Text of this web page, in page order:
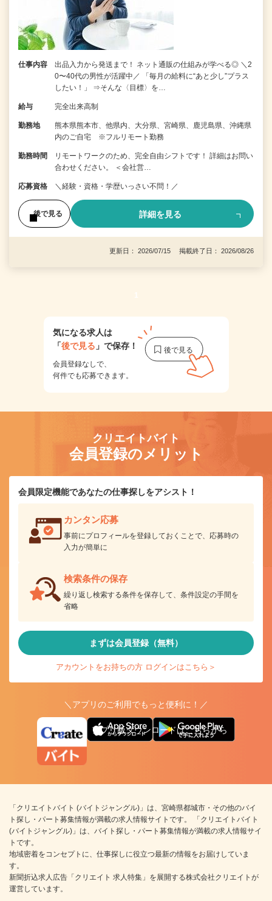
仕事内容
出品入力から発送まで！ ネット通販の仕組みが学べる◎ ＼2
0〜40代の男性が活躍中／ 「毎月の給料に“あと少し”プラス
したい！」 ⇒そんな〈目標〉を…
給与 完全出来高制
勤務地
熊本県熊本市、他県内、大分県、宮崎県、鹿児島県、沖縄県
内のご自宅 ※フルリモート勤務
勤務時間
リモートワークのため、完全自由シフトです！ 詳細はお問い
合わせください。 ＜会社営…
応募資格 ＼経験・資格・学歴いっさい不問！／
後で見る 詳細を見る
更新日： 2026/07/15 掲載終了日： 2026/08/26
1
気になる求人は
「後で見る 」で保存！
会員登録なしで、
何件でも応募できます。
クリエイトバイト
会員登録のメリット
会員限定機能であなたの仕事探しをアシスト！
カンタン応募
事前にプロフィールを登録しておくことで、応募時の
入力が簡単に
検索条件の保存
繰り返し検索する条件を保存して、条件設定の手間を
省略
まずは会員登録（無料）
アカウントをお持ちの方 ログインはこちら＞
＼アプリのご利用でもっと便利に！／
アプリ版ダウンロードはこちらから
「クリエイトバイト (バイトジャングル)」は、宮崎県都城市・その他のバイ
ト探し・パート募集情報が満載の求人情報サイトです。 「クリエイトバイト
(バイトジャングル)」は、バイト探し・パート募集情報が満載の求人情報サイ
トです。
地域密着をコンセプトに、仕事探しに役立つ最新の情報をお届けしていま
す。
新聞折込求人広告「クリエイト 求人特集」を展開する株式会社クリエイトが
運営しています。